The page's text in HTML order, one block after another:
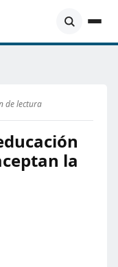
de lectura
la